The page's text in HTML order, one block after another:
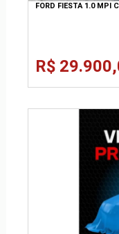
FORD FIESTA 1.0 MPI
R$